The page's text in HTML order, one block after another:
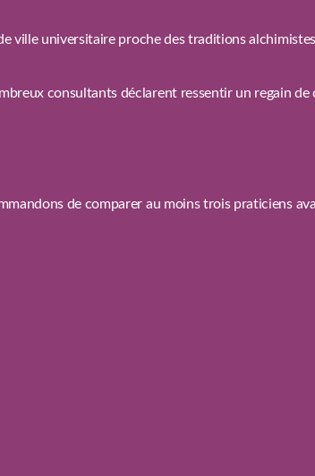
ville universitaire proche des traditions
consultants déclarent ressentir un regain de
de comparer au moins trois praticiens